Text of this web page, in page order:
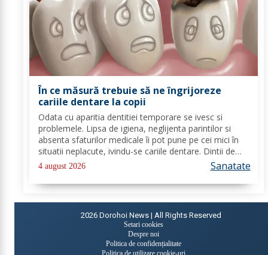
În ce măsură trebuie să ne îngrijoreze
cariile dentare la copii
Odata cu aparitia dentitiei temporare se ivesc si
problemele. Lipsa de igiena, neglijenta parintilor si
absenta sfaturilor medicale îi pot pune pe cei mici în
situatii neplacute, ivindu-se cariile dentare. Dintii de
lapte se pot caria asemenea celor permanenti,
diferenta mare este ca structura...
4 august 2026 Sanatate
2026 Dorohoi News | All Rights Reserved
Setari cookies
Despre noi
Politica de confidențialitate
Politica de utilizare cookie-uri